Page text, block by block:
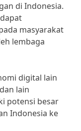
di Indonesia.
masyarakat
lembaga
digital lain
lain
potensi besar
Indonesia ke